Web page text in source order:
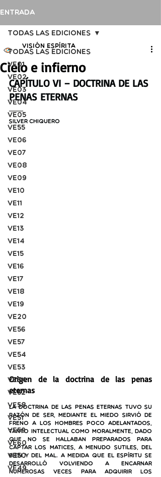
Entrada
Todas las ediciones
VE01
VE02
VE03
VE04
VE05
VE55
VE06
VE07
VE08
VE09
VE10
VE11
VE12
VE13
VE14
VE15
VE16
VE17
VE18
VE19
VE20
VE56
VE57
VE54
VE53
VE54
VE52
VE58
VE51
VE59
VE60
VE50
VE49
Todas las ediciones
Cielo e infierno
Visión Espírita
CAPÍTULO VI – DOCTRINA DE LAS
PENAS ETERNAS
Silver Chiquero
Origen de la doctrina de las penas
eternas
La doctrina de las penas eternas tuvo su
razón de ser, mediante el miedo sirvió de
freno a los hombres poco adelantados,
tanto intelectual como moralmente, dado
que no se hallaban preparados para
captar los matices, a menudo sutiles, del
bien y del mal. A medida que el espíritu se
desarrolló volviendo a encarnar
numerosas veces para adquirir los